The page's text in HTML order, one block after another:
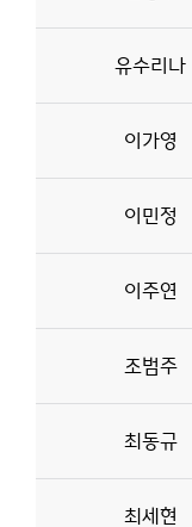
유수리나
이가영
이민정
이주연
조범주
최동규
최세현